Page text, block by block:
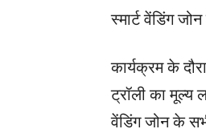
स्मार्ट वेंडिंग
कार्यक्रम के
ट्रॉली का मूल्य
वेंडिंग जोन के